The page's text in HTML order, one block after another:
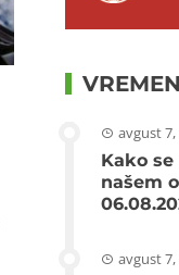
avgust 7,
Kako
našem
avgust 7,